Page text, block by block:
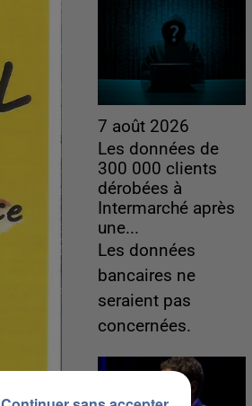
7 août 2026
Les données de
300 000 clients
dérobées à
Intermarché après
une...
Les données
bancaires ne
seraient pas
concernées.